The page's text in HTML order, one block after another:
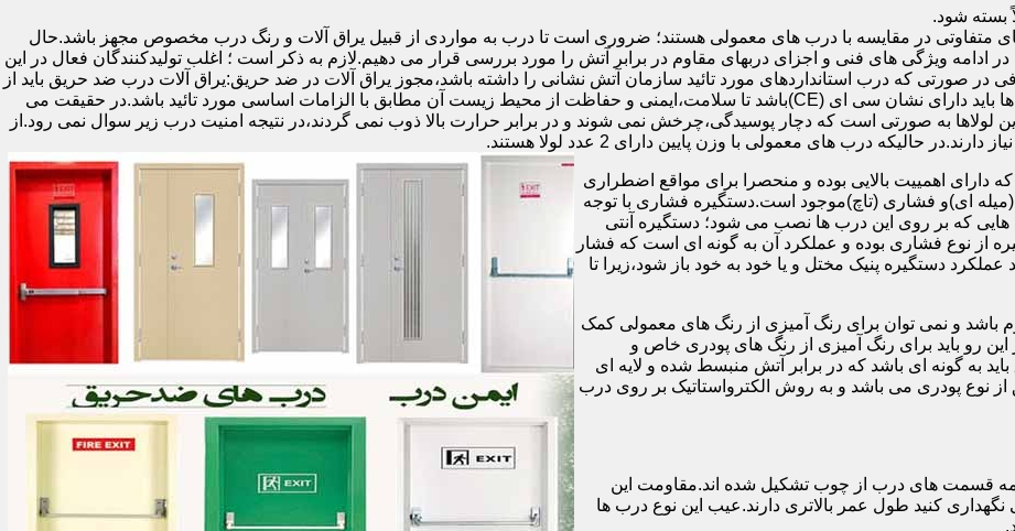
متفاوتی در مقایسه با درب های معمولی هستند؛ ضروری است تا درب به مواردی از قبیل یراق آلات و رنگ درب مخصوص مجهز باشد.حال
ادامه ویژگی های فنی و اجزای دربهای مقاوم در برابر آتش را مورد بررسی قرار می دهیم.لازم به ذکر است ؛ اغلب تولیدکنندگان فعال در این
در صورتی که درب استانداردهای مورد تائید سازمان آتش نشانی را داشته باشد،مجوز یراق آلات در ضد حریق:یراق آلات درب ضد حریق باید از
مقاومت بالایی برخوردار باشند:لولای در ضد حریق :لولای این درب ها باید دارای نشان سی ای (CE)باشد تا سلامت،ایمنی و حفاظت از محیط زیست آن مطابق با الزامات اساسی مورد تائید باشد.در حقیقت می
به صورتی است که دچار پوسیدگی،چرخش نمی شوند و در برابر حرارت بالا ذوب نمی گردند،در نتیجه امنیت درب زیر سوال نمی رود.از
اهمییت بالایی بوده و منحصرا برای مواقع اضطراری
ای)و فشاری (تاچ)موجود است.دستگیره فشاری با توجه
هایی که بر روی این درب ها نصب می شود؛ دستگیره آنتی
از نوع فشاری بوده و عملکرد آن به گونه ای است که فشار
دستگیره پنیک مختل و یا خود به خود باز شود،زیرا تا
باشد و نمی توان برای رنگ آمیزی از رنگ های معمولی کمک
رو باید برای رنگ آمیزی از رنگ های پودری خاص و
به گونه ای باشد که در برابر آتش منبسط شده و لایه ای
نوع پودری می باشد و به روش الکترواستاتیک بر روی درب
قسمت های درب از چوب تشکیل شده اند.مقاومت این
کنید طول عمر بالاتری دارند.عیب این نوع درب ها